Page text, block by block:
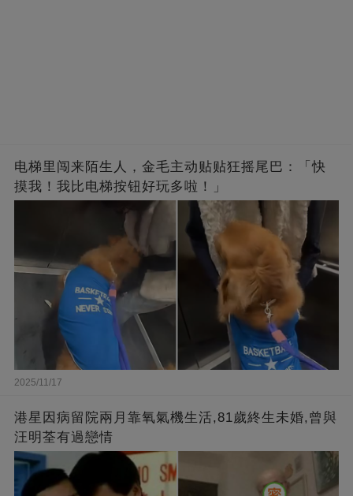
电梯里闯来陌生人，金毛主动贴贴狂摇尾巴：「快
摸我！我比电梯按钮好玩多啦！」
2025/11/17
港星因病留院兩月靠氧氣機生活,81歲終生未婚,曾與
汪明荃有過戀情